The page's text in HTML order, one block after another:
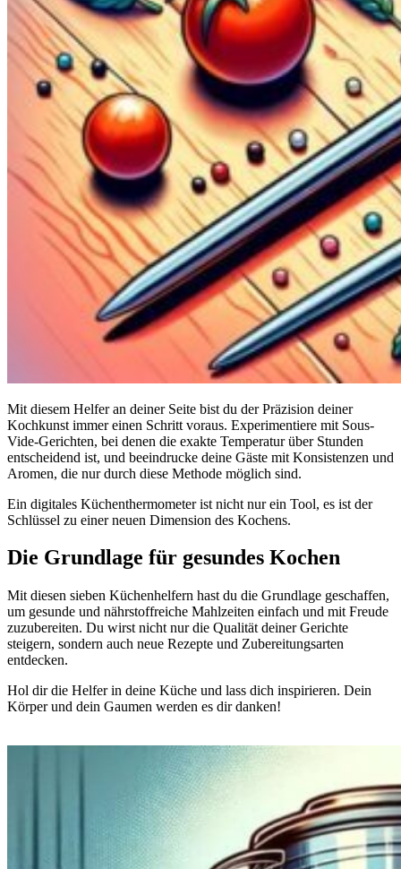
Mit diesem Helfer an deiner Seite bist du der Präzision deiner
Kochkunst immer einen Schritt voraus. Experimentiere mit Sous-
Vide-Gerichten, bei denen die exakte Temperatur über Stunden
entscheidend ist, und beeindrucke deine Gäste mit Konsistenzen und
Aromen, die nur durch diese Methode möglich sind.
Ein digitales Küchenthermometer ist nicht nur ein Tool, es ist der
Schlüssel zu einer neuen Dimension des Kochens.
Die Grundlage für gesundes Kochen
Mit diesen sieben Küchenhelfern hast du die Grundlage geschaffen,
um gesunde und nährstoffreiche Mahlzeiten einfach und mit Freude
zuzubereiten. Du wirst nicht nur die Qualität deiner Gerichte
steigern, sondern auch neue Rezepte und Zubereitungsarten
entdecken.
Hol dir die Helfer in deine Küche und lass dich inspirieren. Dein
Körper und dein Gaumen werden es dir danken!